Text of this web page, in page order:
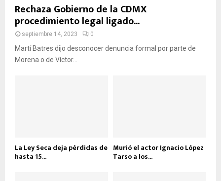
Rechaza Gobierno de la CDMX
procedimiento legal ligado...
septiembre 14, 2023 0
Martí Batres dijo desconocer denuncia formal por parte de
Morena o de Víctor...
La Ley Seca deja pérdidas de
hasta 15...
Murió el actor Ignacio López
Tarso a los...